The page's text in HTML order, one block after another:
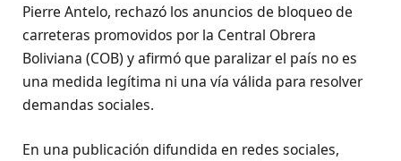
Pierre Antelo, rechazó los anuncios de bloqueo de
carreteras promovidos por la Central Obrera
Boliviana (COB) y afirmó que paralizar el país no es
una medida legítima ni una vía válida para resolver
demandas sociales.
En una publicación difundida en redes sociales,